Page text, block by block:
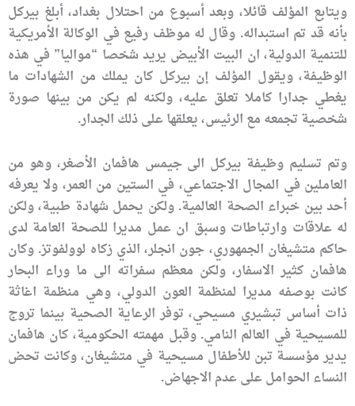
ويتابع المؤلف قائلا، وبعد أسبوع من احتلال بغداد، أبلغ بيركل
بأنه قد تم استبداله. وقال له موظف رفيع في الوكالة الأمريكية
للتنمية الدولية، ان البيت الأبيض يريد شخصا “مواليا” في هذه
الوظيفة، ويقول المؤلف إن بيركل كان يملك من الشهادات ما
يغطي جدارا كاملا تعلق عليه، ولكنه لم يكن من بينها صورة
شخصية تجمعه مع الرئيس، يعلقها على ذلك الجدار.
وتم تسليم وظيفة بيركل الى جيمس هافمان الأصغر، وهو من
العاملين في المجال الاجتماعي، في الستين من العمر، ولا يعرفه
أحد بين خبراء الصحة العالمية. ولكن يحمل شهادة طبية، ولكن
له علاقات وارتباطات وسبق ان عمل مديرا للصحة العامة لدى
حاكم متشيغان الجمهوري، جون انجلر، الذي زكاه لوولفوتز. وكان
هافمان كثير الاسفار، ولكن معظم سفراته الى ما وراء البحار
كانت بوصفه مديرا لمنظمة العون الدولي، وهي منظمة اغاثة
ذات أساس تبشيري مسيحي، توفر الرعاية الصحية بينما تروج
للمسيحية في العالم النامي. وقبل مهمته الحكومية، كان هافمان
يدير مؤسسة تبن للأطفال مسيحية في متشيغان، وكانت تحض
النساء الحوامل على عدم الاجهاض.